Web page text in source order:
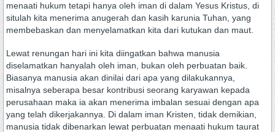
menaati hukum tetapi hanya oleh iman di dalam Yesus Kristus, di
situlah kita menerima anugerah dan kasih karunia Tuhan, yang
membebaskan dan menyelamatkan kita dari kutukan dan maut.
Lewat renungan hari ini kita diingatkan bahwa manusia
diselamatkan hanyalah oleh iman, bukan oleh perbuatan baik.
Biasanya manusia akan dinilai dari apa yang dilakukannya,
misalnya seberapa besar kontribusi seorang karyawan kepada
perusahaan maka ia akan menerima imbalan sesuai dengan apa
yang telah dikerjakannya. Di dalam iman Kristen, tidak demikian,
manusia tidak dibenarkan lewat perbuatan menaati hukum taurat